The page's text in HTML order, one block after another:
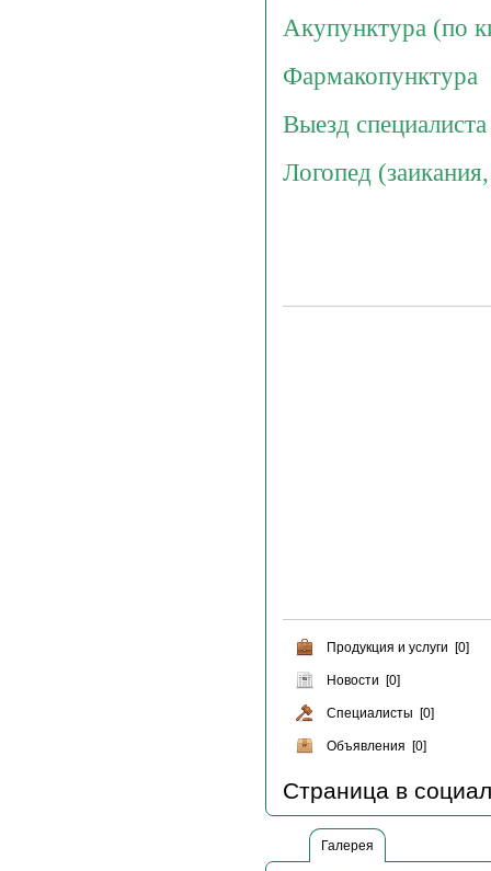
Акупунктура (по
Фармакопунктура
Выезд
Логопед
Продукция и услуги [0]
Новости [0]
Специалисты [0]
Объявления [0]
Страница в
Галерея